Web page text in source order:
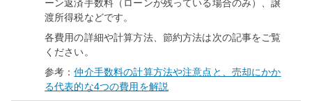
ーン返済手数料（ローンが残っている場合のみ）、譲
渡所得税などです。
各費用の詳細や計算方法、節約方法は次の記事をご覧
ください。
参考：仲介手数料の計算方法や注意点と、売却にかか
る代表的な4つの費用を解説